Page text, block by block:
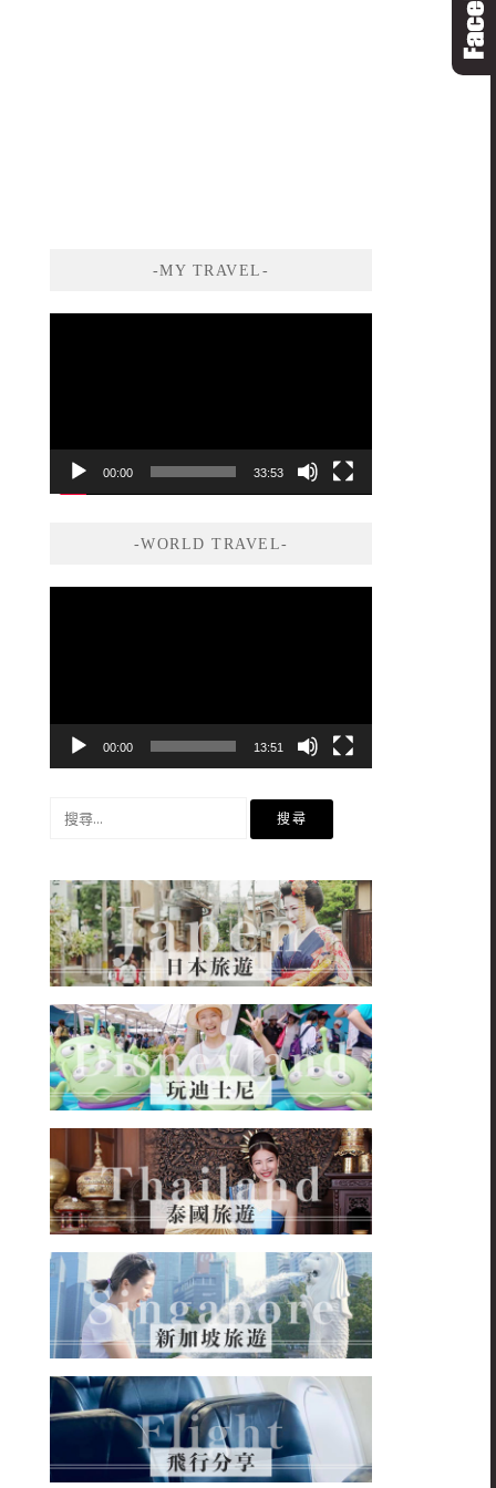
-MY TRAVEL-
00:00 33:53
-WORLD TRAVEL-
00:00 13:51
字: